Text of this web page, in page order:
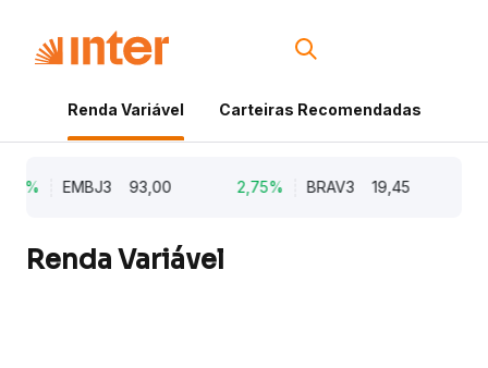
Renda Variável Carteiras Recomendadas
EMBJ3 93,00 2,75% BRAV3 19,45
Renda Variável